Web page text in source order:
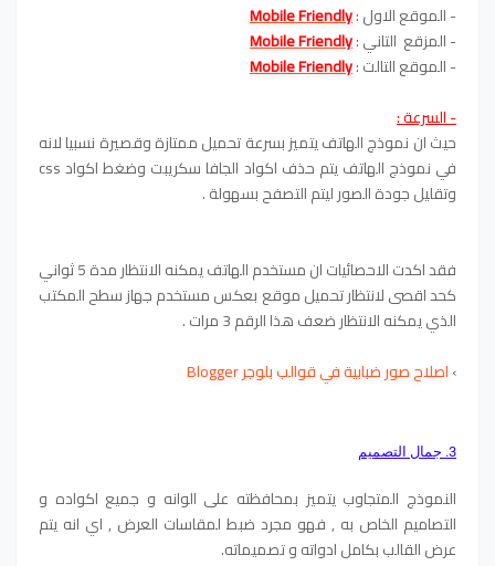
- الموقع الاول :Mobile Friendly
- المزقع التاني :Mobile Friendly
- الموقع التالت :Mobile Friendly
- السرعة :
حيث ان نموذج الهاتف يتميز بسرعة تحميل ممتازة وقصيرة نسبيا لانه
في نموذج الهاتف يتم حذف اكواد الجافا سكريبت وضغط اكواد css
وتقليل جودة الصور ليتم التصفح بسهولة .
فقد اكدت الاحصائيات ان مستخدم الهاتف يمكنه الانتظار مدة 5 ثواني
كحد اقصى لانتظار تحميل موقع بعكس مستخدم جهاز سطح المكتب
الذي يمكنه الانتظار ضعف هذا الرقم 3 مرات .
›اصلاح صور ضبابية في قوالب بلوجر Blogger
3. جمال التصميم
النموذج المتجاوب يتميز بمحافظته على الوانه و جميع اكواده و
التصاميم الخاص به , فهو مجرد ضبط لمقاسات العرض , اي انه يتم
عرض القالب بكامل ادواته و تصميماته.